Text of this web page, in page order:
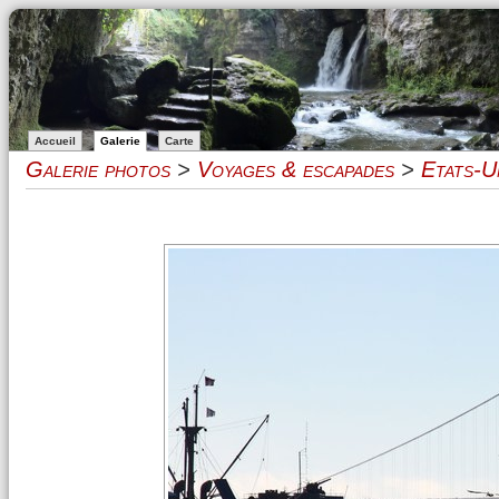
Accueil Galerie Carte
Galerie photos > Voyages & escapades > Etats-